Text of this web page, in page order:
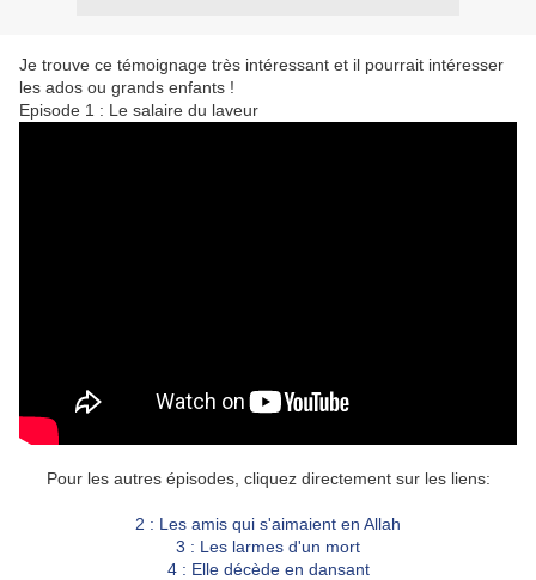
Je trouve ce témoignage très intéressant et il pourrait intéresser
les ados ou grands enfants !
Episode 1 : Le salaire du laveur
Pour les autres épisodes, cliquez directement sur les liens:
2 : Les amis qui s'aimaient en Allah
3 : Les larmes d'un mort
4 : Elle décède en dansant